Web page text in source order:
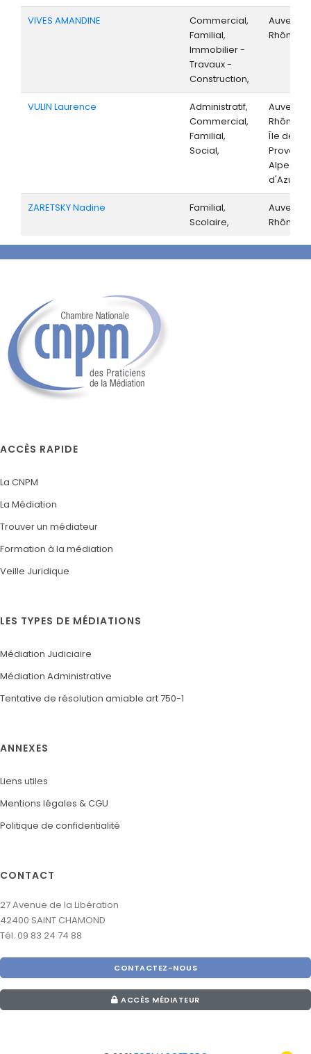
VIVES AMANDINE
Commercial,
Familial,
Immobilier -
Travaux -
Construction,
Rhône-
VULIN Laurence
Administratif,
Commercial,
Familial,
Social,
Rhône-
Île de
Alpes-
d'Azur,
ZARETSKY Nadine
Familial,
Scolaire,
Rhône-
ACCÈS RAPIDE
La CNPM
La Médiation
Trouver un médiateur
Formation à la médiation
Veille Juridique
LES TYPES DE MÉDIATIONS
Médiation Judiciaire
Médiation Administrative
Tentative de résolution amiable art 750-1
ANNEXES
Liens utiles
Mentions légales & CGU
Politique de confidentialité
CONTACT
27 Avenue de la Libération
42400 SAINT CHAMOND
Tél. 09 83 24 74 88
CONTACTEZ-NOUS
ACCÈS MÉDIATEUR